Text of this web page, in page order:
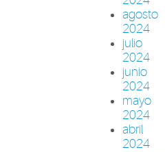
agosto
2024
julio
2024
junio
2024
mayo
2024
abril
2024